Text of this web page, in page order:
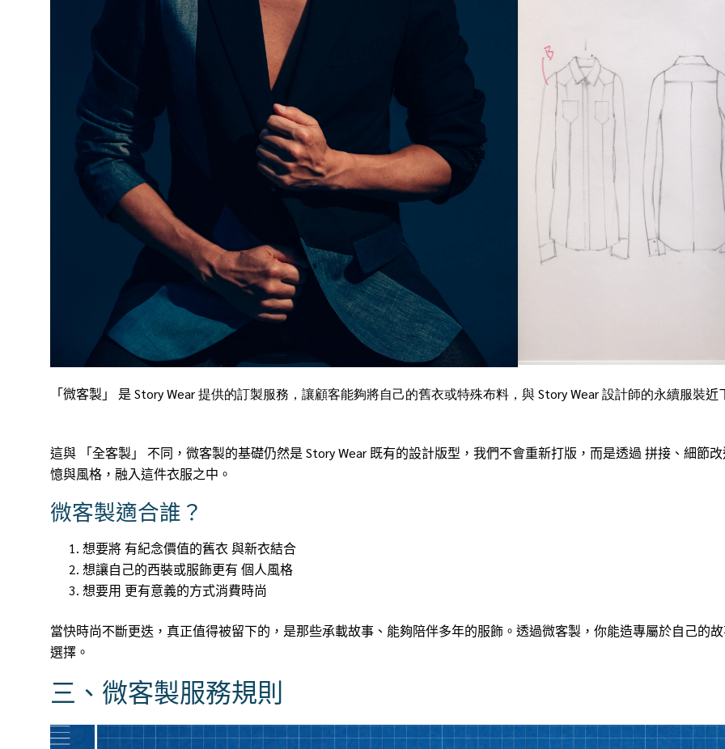
「微客製」 是 Story Wear提供的訂製服務，讓顧客能夠將自己的舊衣或特殊布料，與Story Wear設計師的永續服裝近
這與 「全客製」 不同，微客製的基礎仍然是 Story Wear 既有的設計版型，我們不會重新打版，而是透過 拼接、細節
憶與風格，融入這件衣服之中。
微客製適合誰？
想要將 有紀念價值的舊衣 與新衣結合
想讓自己的西裝或服飾更有 個人風格
想要用 更有意義的方式消費時尚
當快時尚不斷更迭，真正值得被留下的，是那些承載故事、能夠陪伴多年的服飾。透過微客製，你能造專屬於自己的
選擇。
三、微客製服務規則